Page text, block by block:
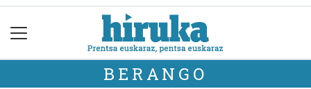
BERANGO